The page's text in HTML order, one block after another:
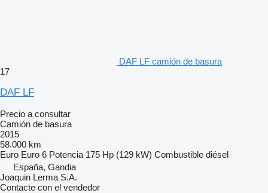
DAF LF camión de basura
17
DAF LF
Precio a consultar
Camión de basura
2015
58.000 km
Euro Euro 6 Potencia 175 Hp (129 kW) Combustible diésel
España, Gandia
Joaquin Lerma S.A.
Contacte con el vendedor